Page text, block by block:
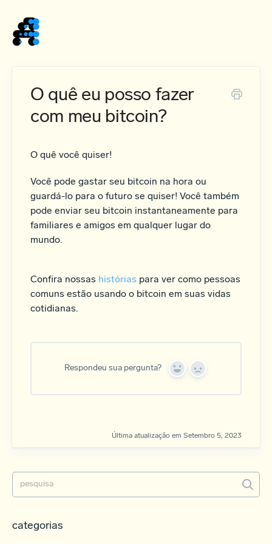
Home
O quê eu posso fazer
com meu bitcoin?
O quê você quiser!
Você pode gastar seu bitcoin na hora ou
guardá-lo para o futuro se quiser! Você também
pode enviar seu bitcoin instantaneamente para
familiares e amigos em qualquer lugar do
mundo.
Confira nossas histórias para ver como pessoas
comuns estão usando o bitcoin em suas vidas
cotidianas.
Respondeu sua pergunta?
Y
s
N
Última atualização em Setembro 5, 2023
categorias